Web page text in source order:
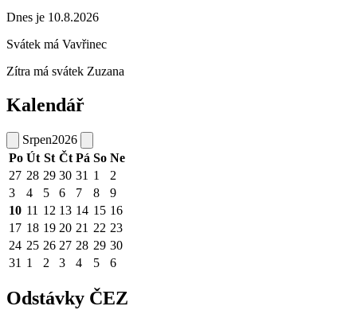
Dnes je 10.8.2026
Svátek má Vavřinec
Zítra má svátek Zuzana
Kalendář
Srpen2026
Po Út St Čt Pá So Ne
27 28 29 30 31 1
2
3
4 5 6 7 8
9
10 11 12 13 14 15 16
17 18 19 20 21 22 23
24 25 26 27 28 29 30
31 1 2 3 4 5 6
Odstávky ČEZ